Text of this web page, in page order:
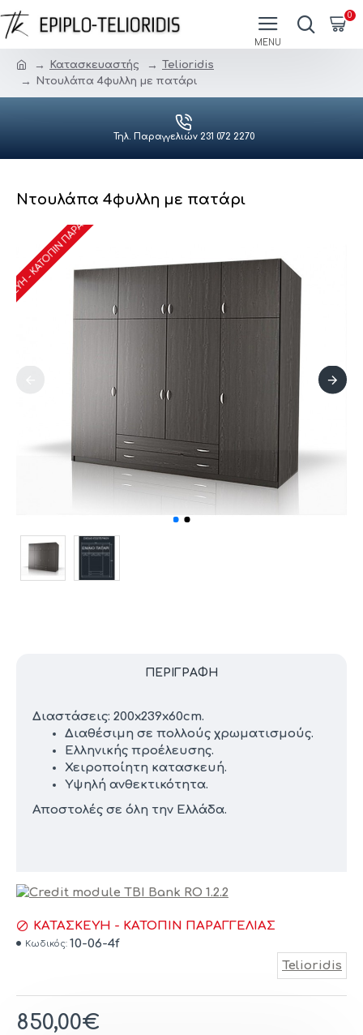
0
Κατασκευαστής
Telioridis
Ντουλάπα 4φυλλη με πατάρι
Τηλ. Παραγγελιών 231 072 2270
Ντουλάπα 4φυλλη με πατάρι
- ΚΑΤΌΠΙΝ ΠΑΡΑΓΓΕΛΊΑΣ
ΠΕΡΙΓΡΑΦΉ
Διαστάσεις: 200x239x60cm.
Διαθέσιμη σε πολλούς χρωματισμούς.
Ελληνικής προέλευσης.
Χειροποίητη κατασκευή.
Υψηλή ανθεκτικότητα.
Αποστολές σε όλη την Ελλάδα.
850,00€
ΚΑΤΑΣΚΕΥΉ - ΚΑΤΌΠΙΝ ΠΑΡΑΓΓΕΛΊΑΣ
Κωδικός: 10-06-4f
Telioridis